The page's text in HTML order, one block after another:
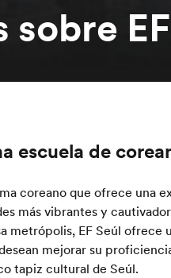
escuela de
coreano que ofrece una
más vibrantes y
metrópolis, EF Seúl ofrece
mejorar su
tapiz cultural de Seúl.